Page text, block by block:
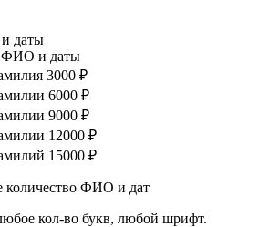
даты
ФИО и даты
3000 ₽
6000 ₽
9000 ₽
12000 ₽
15000 ₽
количество ФИО и дат
кол-во букв, любой шрифт.